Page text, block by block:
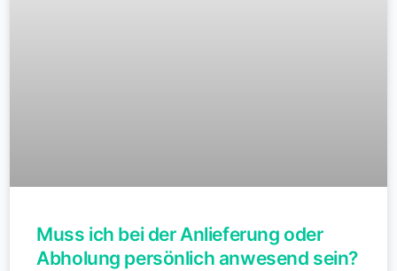
Muss ich bei der Anlieferung oder
Abholung persönlich anwesend sein?